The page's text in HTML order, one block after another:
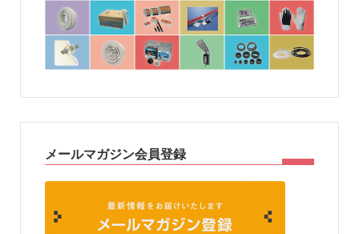
メールマガジン会員登録